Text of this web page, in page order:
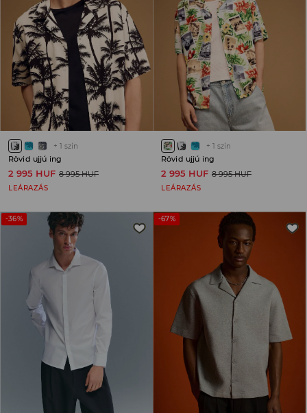
+ 1 szín
Rövid ujjú ing
2 995 HUF 8 995 HUF
LEÁRAZÁS
+ 1 szín
Rövid ujjú ing
2 995 HUF 8 995 HUF
LEÁRAZÁS
-36% -67%